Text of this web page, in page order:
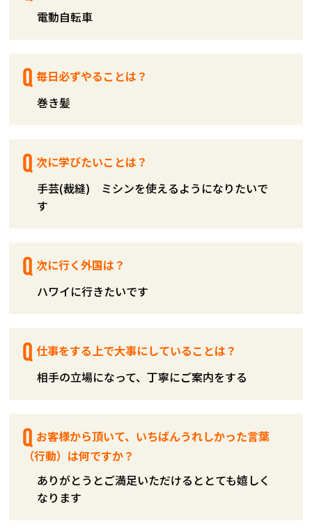
電動自転車
毎日必ずやることは？
巻き髪
次に学びたいことは？
手芸(裁縫) ミシンを使えるようになりたいで
す
次に行く外国は？
ハワイに行きたいです
仕事をする上で大事にしていることは？
相手の立場になって、丁寧にご案内をする
お客様から頂いて、いちばんうれしかった言葉
（行動）は何ですか？
ありがとうとご満足いただけるととても嬉しく
なります